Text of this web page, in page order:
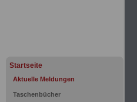
Startseite
Aktuelle Meldungen
Taschenbücher